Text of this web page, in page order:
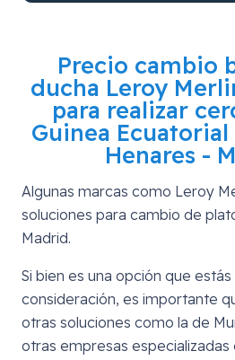
Precio cambio
ducha Leroy
para realizar
Guinea
Henares -
Algunas marcas como Leroy
soluciones para cambio de
Madrid.
Si bien es una opción que
consideración, es importante
otras soluciones como la de
otras empresas especializadas